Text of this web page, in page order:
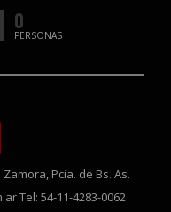
0
PERSONAS
Pcia. de Bs. As.
Tel: 54-11-4283-0062